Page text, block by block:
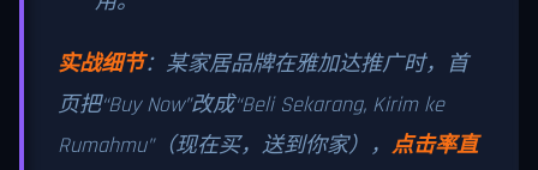
实战细节：某家居品牌在雅加达推广时，首
页把“Buy Now”改成“Beli Sekarang, Kirim ke
Rumahmu”（现在买，送到你家）， 点击率直